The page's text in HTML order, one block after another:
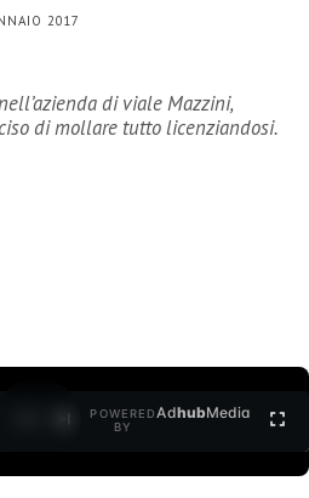
2017
di viale Mazzini,
di mollare tutto licenziandosi.
POWERED
BY
AdhubMedia